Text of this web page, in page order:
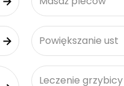
Powiększanie ust
Leczenie grzybicy